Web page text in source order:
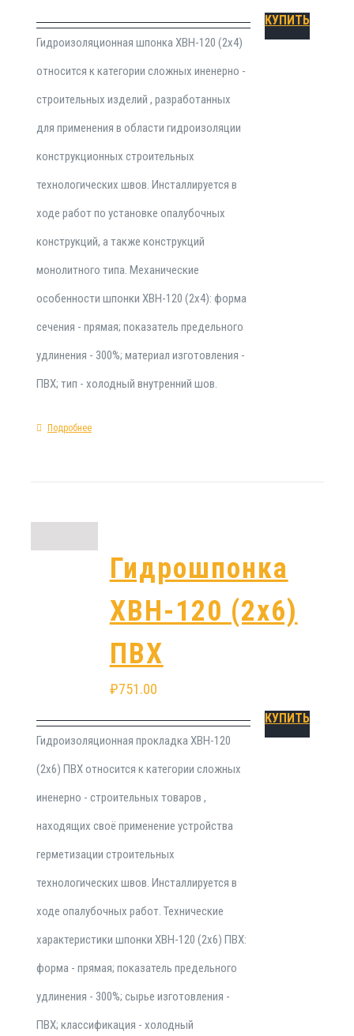
Гидроизоляционная шпонка ХВН-120 (2х4)
относится к категории сложных иненерно -
строительных изделий , разработанных
для применения в области гидроизоляции
конструкционных строительных
технологических швов. Инсталлируется в
ходе работ по установке опалубочных
конструкций, а также конструкций
монолитного типа. Механические
особенности шпонки ХВН-120 (2х4): форма
сечения - прямая; показатель предельного
удлинения - 300%; материал изготовления -
ПВХ; тип - холодный внутренний шов.
Подробнее
КУПИТЬ
Гидрошпонка
ХВН-120 (2х6)
ПВХ
₽751.00
Гидроизоляционная прокладка ХВН-120
(2х6) ПВХ относится к категории сложных
иненерно - строительных товаров ,
находящих своё применение устройства
герметизации строительных
технологических швов. Инсталлируется в
ходе опалубочных работ. Технические
характеристики шпонки ХВН-120 (2х6) ПВХ:
форма - прямая; показатель предельного
удлинения - 300%; сырье изготовления -
ПВХ; классификация - холодный
КУПИТЬ